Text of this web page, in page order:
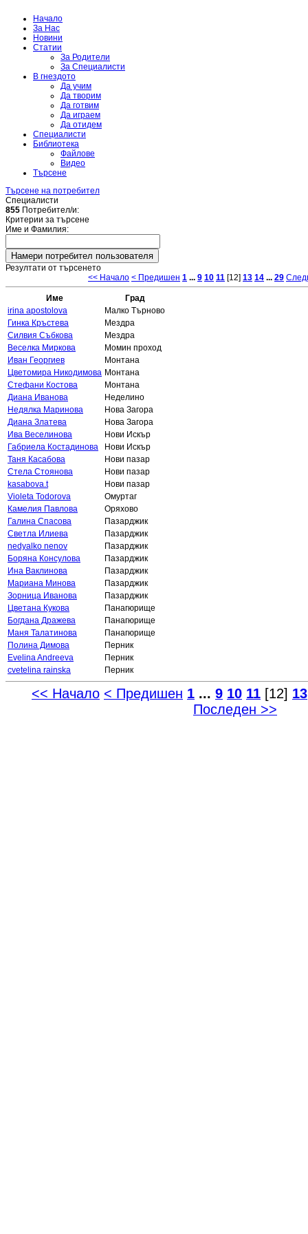
Начало
За Нас
Новини
Статии
За Родители
За Специалисти
В гнездото
Да учим
Да творим
Да готвим
Да играем
Да отидем
Специалисти
Библиотека
Файлове
Видео
Търсене
Търсене на потребител
Специалисти
855 Потребител/и:
Критерии за търсене
Име и Фамилия:
Резултати от търсенето
<< Начало < Предишен 1 ... 9 10 11 [12] 13 14 ... 29
Име
Град
irina apostolova
Малко Търново
Гинка Кръстева
Мездра
Силвия Събкова
Мездра
Веселка Миркова
Момин проход
Иван Георгиев
Монтана
Цветомира Никодимова Монтана
Стефани Костова
Монтана
Диана Иванова
Неделино
Недялка Маринова
Нова Загора
Диана Златева
Нова Загора
Ива Веселинова
Нови Искър
Габриела Костадинова
Нови Искър
Таня Касабова
Нови пазар
Стела Стоянова
Нови пазар
kasabova.t
Нови пазар
Violeta Todorova
Омуртаг
Камелия Павлова
Оряхово
Галина Спасова
Пазарджик
Светла Илиева
Пазарджик
nedyalko nenov
Пазарджик
Боряна Консулова
Пазарджик
Ина Ваклинова
Пазарджик
Мариана Минова
Пазарджик
Зорница Иванова
Пазарджик
Цветана Кукова
Панагюрище
Богдана Дражева
Панагюрище
Маня Талатинова
Панагюрище
Полина Димова
Перник
Evelina Andreeva
Перник
cvetelina rainska
Перник
<< Начало < Предишен 1 ... 9 10 11 [12] 13
Последен >>